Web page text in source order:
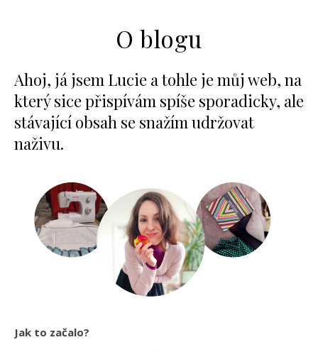
O blogu
Ahoj, já jsem Lucie a tohle je můj web, na
který sice přispívám spíše sporadicky, ale
stávající obsah se snažím udržovat
naživu.
Jak to začalo?